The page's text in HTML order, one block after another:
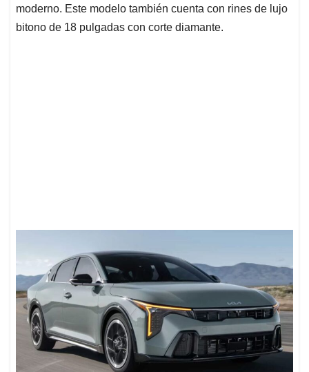
moderno. Este modelo también cuenta con rines de lujo
bitono de 18 pulgadas con corte diamante.